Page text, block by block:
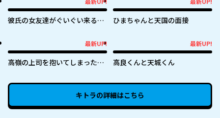
彼氏の女友達がぐいぐい来る
ひまちゃんと天国の面接
最新UP!
高嶺の上司を抱いてしまった部
最新UP!
高良くんと天城くん
キトラの詳細はこちら